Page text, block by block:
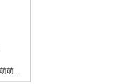
· 孔乙己、徐志摩、关二爷 ——原来都是萌萌的他！